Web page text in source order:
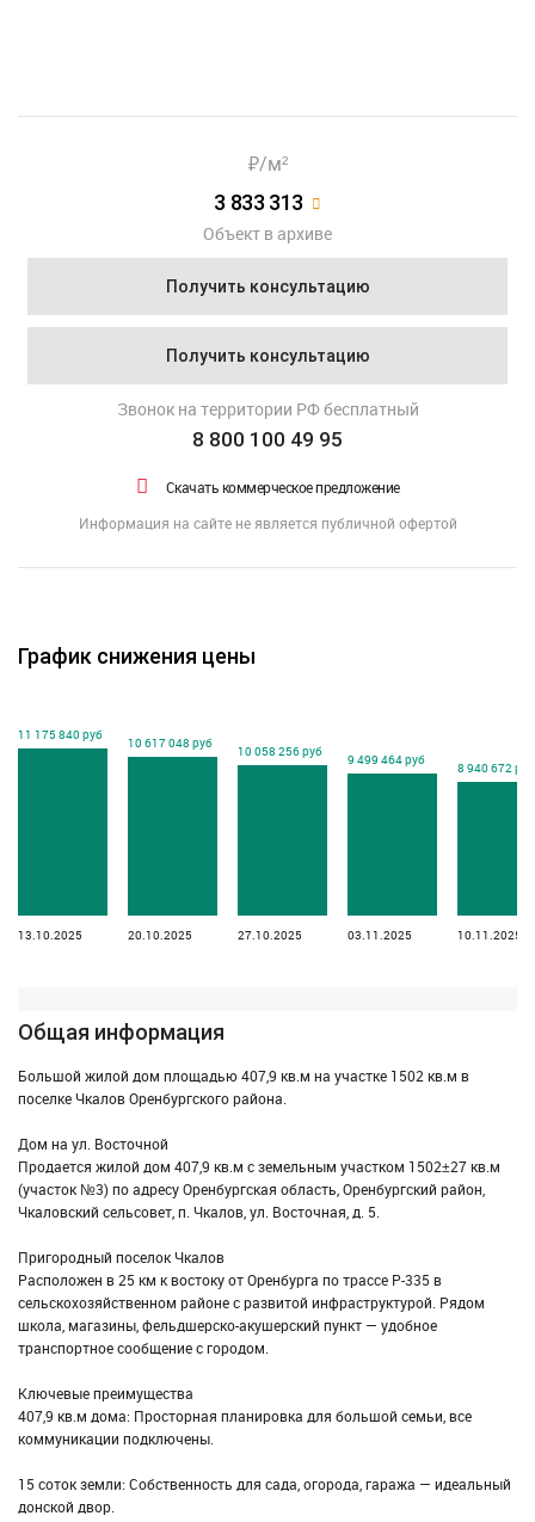
₽/м²
3 833 313
Объект в архиве
Получить консультацию
Получить консультацию
Звонок на территории РФ бесплатный
8 800 100 49 95
Скачать коммерческое предложение
Информация на сайте не является публичной офертой
График снижения цены
11 175 840 руб
13.10.2025
10 617 048 руб
20.10.2025
10 058 256 руб
27.10.2025
9 499 464 руб
03.11.2025
8 940 672 руб
10.11.2025
Общая информация
Большой жилой дом площадью 407,9 кв.м на участке 1502 кв.м в
поселке Чкалов Оренбургского района.
Дом на ул. Восточной
Продается жилой дом 407,9 кв.м с земельным участком 1502±27 кв.м
(участок №3) по адресу Оренбургская область, Оренбургский район,
Чкаловский сельсовет, п. Чкалов, ул. Восточная, д. 5.
Пригородный поселок Чкалов
Расположен в 25 км к востоку от Оренбурга по трассе Р-335 в
сельскохозяйственном районе с развитой инфраструктурой. Рядом
школа, магазины, фельдшерско-акушерский пункт — удобное
транспортное сообщение с городом.
Ключевые преимущества
407,9 кв.м дома: Просторная планировка для большой семьи, все
коммуникации подключены.
15 соток земли: Собственность для сада, огорода, гаража — идеальный
донской двор.